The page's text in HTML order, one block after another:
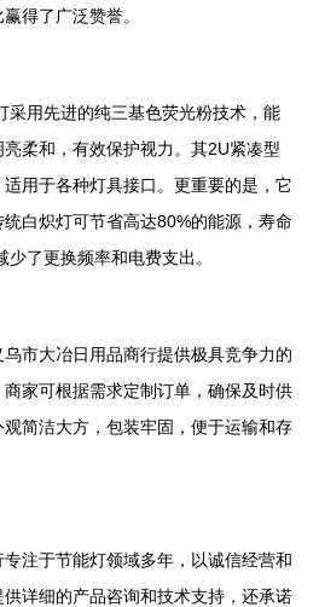
得了广泛赞誉。
采用先进的纯三基色荧光粉技术，能
柔和，有效保护视力。其2U紧凑型
用于各种灯具接口。更重要的是，它
白炽灯可节省高达80%的能源，寿命
了更换频率和电费支出。
市大冶日用品商行提供极具竞争力的
家可根据需求定制订单，确保及时供
简洁大方，包装牢固，便于运输和存
注于节能灯领域多年，以诚信经营和
详细的产品咨询和技术支持，还承诺